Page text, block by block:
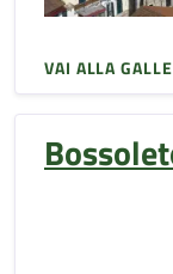
VAI ALLA